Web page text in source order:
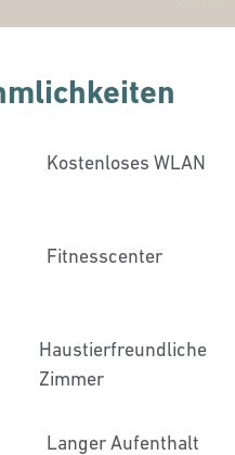
Kostenloses WLAN
Fitnesscenter
Haustier­freundliche
Zimmer
Langer Aufenthalt